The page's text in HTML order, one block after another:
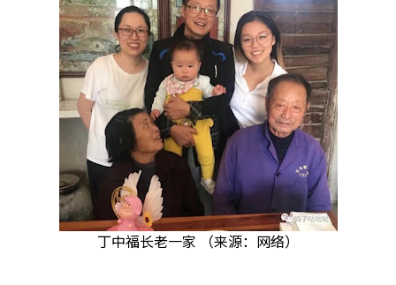
丁中福长老一家 （来源：网络）